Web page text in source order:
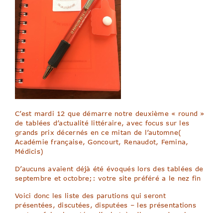
C’est mardi 12 que démarre notre deuxième « round »
de tablées d’actualité littéraire, avec focus sur les
grands prix décernés en ce mitan de l’automne(
Académie française, Goncourt, Renaudot, Femina,
Médicis)
D’aucuns avaient déjà été évoqués lors des tablées de
septembre et octobre;: votre site préféré a le nez fin
Voici donc les liste des parutions qui seront
présentées, discutées, disputées – les présentations